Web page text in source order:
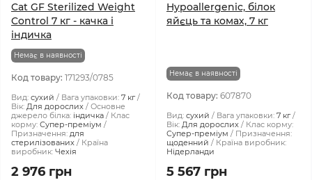
Cat GF Sterilized Weight
Control 7 кг - качка і
індичка
Немає в наявності
Код товару: 171293/0785
Вид: сухий Вага упаковки: 7 кг
Вік: Для дорослих
Основне
джерело білка: індичка
Клас
корму: Супер-преміум
Призначення: для
стерилізованих
Країна
виробник: Чехія
2 976 грн
Hypoallergenic, білок
яйєць та комах, 7 кг
Немає в наявності
Код товару: 607870
Вид: сухий Вага упаковки: 7 кг
Вік: Для дорослих
Клас корму:
Супер-преміум
Призначення:
щоденний
Країна виробник:
Нідерланди
5 567 грн